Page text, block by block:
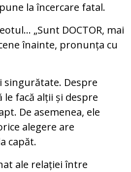
la încercare fatal.
„Sunt DOCTOR, mai
înainte, pronunța cu
singurătate. Despre
facă alții și despre
De asemenea, ele
alegere are
capăt.
ale relației între